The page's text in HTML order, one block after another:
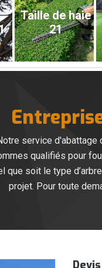
Taille de haie
21
service d'abattage
qualifiés pour
que soit le type
projet. Pour toute